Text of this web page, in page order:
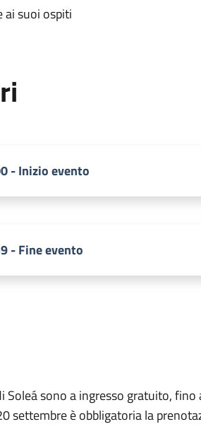
ai suoi ospiti
- Inizio evento
- Fine evento
Soleá sono a ingresso gratuito,
settembre è obbligatoria la